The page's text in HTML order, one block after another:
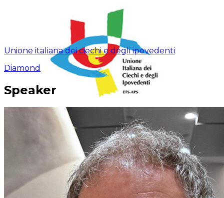
Unione italiana dei ciechi e degli ipovedenti
Diamond
Speaker